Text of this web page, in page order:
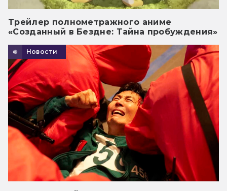
Трейлер полнометражного аниме
«Созданный в Бездне: Тайна пробуждения»
Новости